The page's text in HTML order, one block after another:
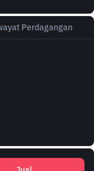
Perdagangan